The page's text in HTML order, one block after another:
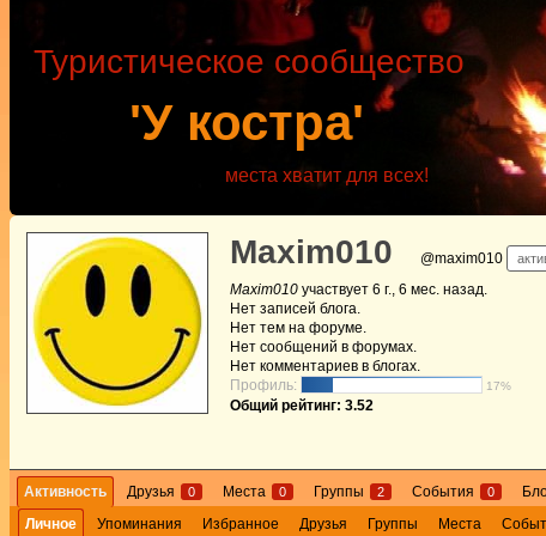
'У костра'
Туристическое сообщество
места хватит для всех!
Maxim010 @maxim010
Maxim010 участвует 6 г., 6 мес. назад.
Нет записей блога.
Нет тем на форуме.
Нет сообщений в форумах.
Нет комментариев в блогах.
Профиль:
17%
Общий рейтинг: 3.52
Активность Друзья 0 Места 0 Группы 2 События 0
Личное
Упоминания Избранное Друзья Группы Места